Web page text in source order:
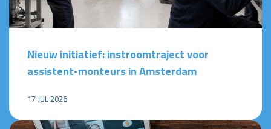
Nieuw initiatief: instroomtraject voor
assistent-monteurs in Amsterdam
17 JUL 2026